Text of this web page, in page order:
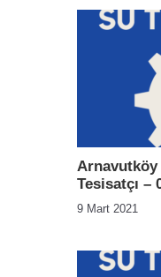
Arnavutköy
Tesisatçı –
9 Mart 2021